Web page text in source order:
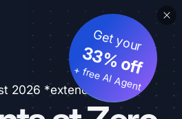
2026 *extended
Get your
33% off
+ free AI Agent